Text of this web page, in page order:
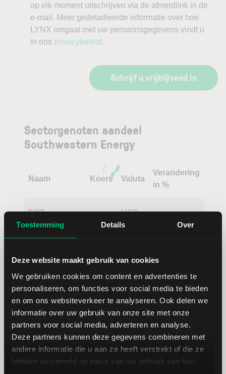
Toestemming Details Over
Deze website maakt gebruik van cookies
We gebruiken cookies om content en advertenties te
personaliseren, om functies voor social media te bieden
en om ons websiteverkeer te analyseren. Ook delen we
informatie over uw gebruik van onze site met onze
partners voor social media, adverteren en analyse.
Deze partners kunnen deze gegevens combineren met
andere informatie die u aan ze heeft verstrekt of die ze
hebben verzameld op basis van uw gebruik van hun
op elk moment uitschrijven via de afmeldlink in de
e-mail. Meer gedetailleerde informatie over hoe
LYNX omgaat met uw persoonsgegevens vindt u
in ons privacybeleid .
Schrijf u vrijblijvend in
Sectorgenoten aandeel
Southwestern Energy
Naam Koers Valuta
Verandering
in %
EQT USD
EOG
W&T
Offshore
USD
Diamondback
Devon
USD